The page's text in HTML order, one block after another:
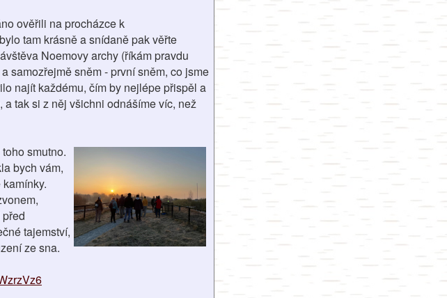
ověřili na procházce k
tam krásně a snídaně pak věřte
Noemovy archy (říkám pravdu
samozřejmě sněm - první sněm, co jsme
najít každému, čím by nejlépe přispěl a
tak si z něj všichni odnášíme víc, než
smutno.
bych vám,
tajemství,
ze sna.